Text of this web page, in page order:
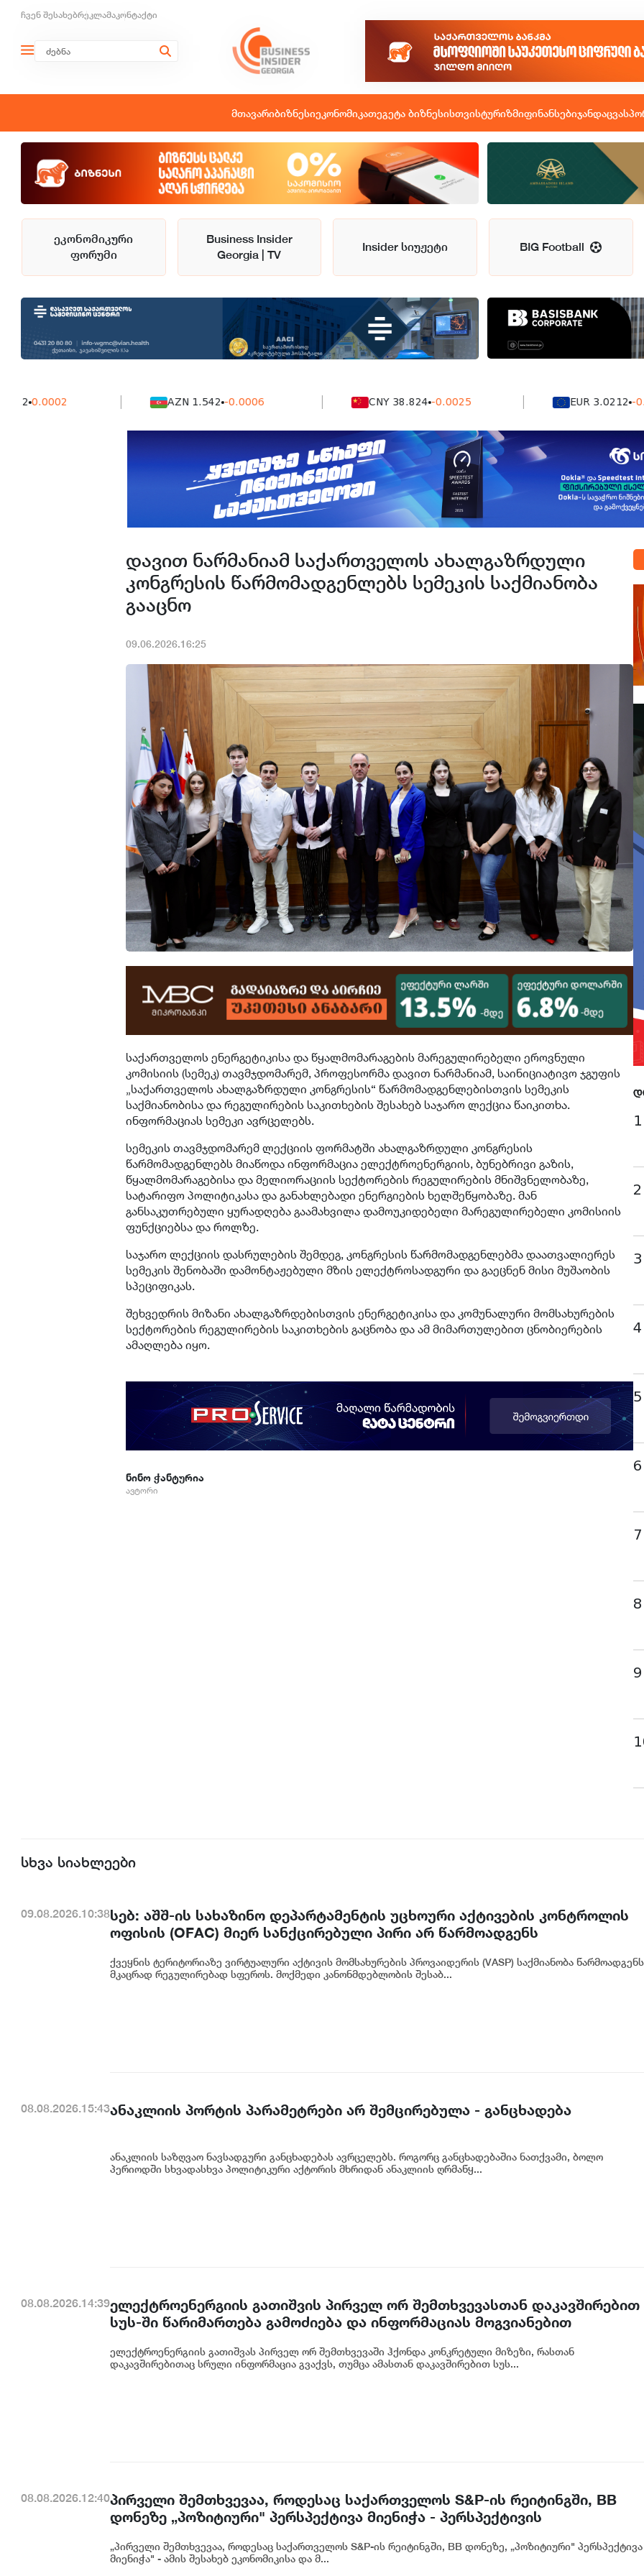
ჩვენ შესახებრეკლამაკონტაქტი
მთავარიბიზნესიეკონომიკათეგეტა ბიზნესისთვისტურიზმიფინანსებიჯანდაცვა
ეკონომიკური
ფორუმი
Business Insider
Georgia | TV
Insider სიუჟეტი BIG Football
AZN 1.542 -0.0006 CNY 38.824 -0.0025 EUR 3.0212 -0.0052
დავით ნარმანიამ საქართველოს ახალგაზრდული
კონგრესის წარმომადგენლებს სემეკის საქმიანობა
გააცნო
09.06.2026.16:25
საქართველოს ენერგეტიკისა და წყალმომარაგების მარეგულირებელი ეროვნული
კომისიის (სემეკ) თავმჯდომარემ, პროფესორმა დავით ნარმანიამ, საინიციატივო ჯგუფის
„საქართველოს ახალგაზრდული კონგრესის“ წარმომადგენლებისთვის სემეკის
საქმიანობისა და რეგულირების საკითხების შესახებ საჯარო ლექცია წაიკითხა.
ინფორმაციას სემეკი ავრცელებს.
სემეკის თავმჯდომარემ ლექციის ფორმატში ახალგაზრდული კონგრესის
წარმომადგენლებს მიაწოდა ინფორმაცია ელექტროენერგიის, ბუნებრივი გაზის,
წყალმომარაგებისა და მელიორაციის სექტორების რეგულირების მნიშვნელობაზე,
სატარიფო პოლიტიკასა და განახლებადი ენერგიების ხელშეწყობაზე. მან
განსაკუთრებული ყურადღება გაამახვილა დამოუკიდებელი მარეგულირებელი კომისიის
ფუნქციებსა და როლზე.
საჯარო ლექციის დასრულების შემდეგ, კონგრესის წარმომადგენლებმა დაათვალიერეს
სემეკის შენობაში დამონტაჟებული მზის ელექტროსადგური და გაეცნენ მისი მუშაობის
სპეციფიკას.
შეხვედრის მიზანი ახალგაზრდებისთვის ენერგეტიკისა და კომუნალური მომსახურების
სექტორების რეგულირების საკითხების გაცნობა და ამ მიმართულებით ცნობიერების
ამაღლება იყო.
ნინო ჭანტურია
ავტორი
1
2
3
4
5
6
7
8
9
სხვა სიახლეები
09.08.2026.10:38სებ: აშშ-ის სახაზინო დეპარტამენტის უცხოური აქტივების კონტროლის
ოფისის (OFAC) მიერ სანქცირებული პირი არ წარმოადგენს
ქვეყნის ტერიტორიაზე ვირტუალური აქტივის მომსახურების პროვაიდერის (VASP) საქმიანობა წარმოადგენს
მკაცრად რეგულირებად სფეროს. მოქმედი კანონმდებლობის შესაბ...
08.08.2026.15:43ანაკლიის პორტის პარამეტრები არ შემცირებულა - განცხადება
ანაკლიის საზღვაო ნავსადგური განცხადებას ავრცელებს. როგორც განცხადებაშია ნათქვამი, ბოლო
პერიოდში სხვადასხვა პოლიტიკური აქტორის მხრიდან ანაკლიის ღრმაწყ...
08.08.2026.14:39ელექტროენერგიის გათიშვის პირველ ორ შემთხვევასთან დაკავშირებით
სუს-ში წარიმართება გამოძიება და ინფორმაციას მოგვიანებით
კონკრეტული მიზეზი - კონკრეტული სარეაბილიტაციო სამუშაოები
ენგურჰესზე - ირაკლი კობახიძე
ელექტროენერგიის გათიშვას პირველ ორ შემთხვევაში ჰქონდა კონკრეტული მიზეზი, რასთან
დაკავშირებითაც სრული ინფორმაცია გვაქვს, თუმცა ამასთან დაკავშირებით სუს...
08.08.2026.12:40პირველი შემთხვევაა, როდესაც საქართველოს S&P-ის რეიტინგში, BB
დონეზე „პოზიტიური" პერსპექტივა მიენიჭა - პერსპექტივის
საერთაშორისო ინვესტორებისთვის მიმზიდველ ქვეყნად რჩება | ვახტანგ
ცინცაძე
„პირველი შემთხვევაა, როდესაც საქართველოს S&P-ის რეიტინგში, BB დონეზე, „პოზიტიური" პერსპექტივა
მიენიჭა" - ამის შესახებ ეკონომიკისა და მ...